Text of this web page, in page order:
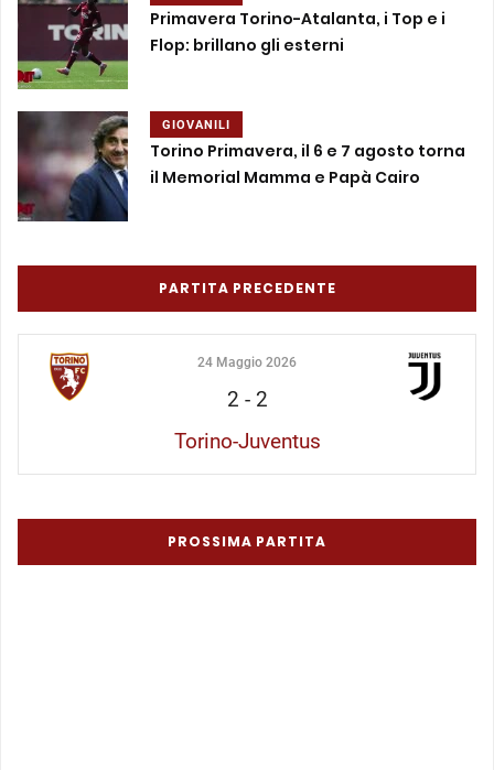
Primavera Torino-Atalanta, i Top e i
Flop: brillano gli esterni
GIOVANILI
Torino Primavera, il 6 e 7 agosto torna
il Memorial Mamma e Papà Cairo
PARTITA PRECEDENTE
24 Maggio 2026
2 - 2
Torino-Juventus
PROSSIMA PARTITA